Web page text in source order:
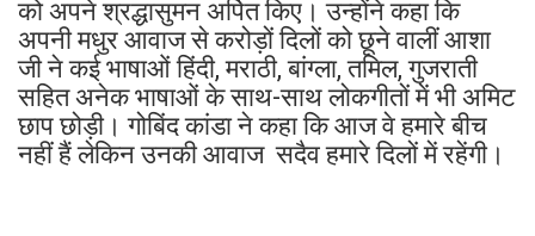
को अपने श्रद्धासुमन अर्पित किए। उन्होंने कहा कि
अपनी मधुर आवाज से करोड़ों दिलों को छूने वालीं आशा
जी ने कई भाषाओं हिंदी, मराठी, बांग्ला, तमिल, गुजराती
सहित अनेक भाषाओं के साथ-साथ लोकगीतों में भी अमिट
छाप छोड़ी। गोबिंद कांडा ने कहा कि आज वे हमारे बीच
नहीं हैं लेकिन उनकी आवाज सदैव हमारे दिलों में रहेंगी।